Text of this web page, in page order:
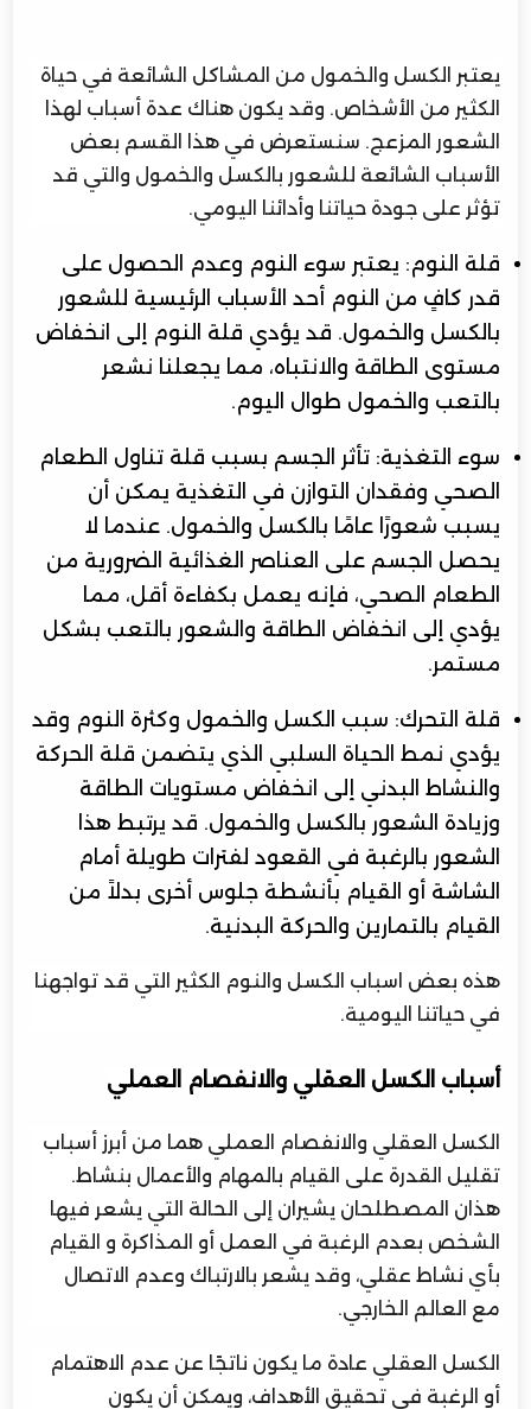
يعتبر الكسل والخمول من المشاكل الشائعة في حياة
الكثير من الأشخاص. وقد يكون هناك عدة أسباب لهذا
الشعور المزعج. سنستعرض في هذا القسم بعض
الأسباب الشائعة للشعور بالكسل والخمول والتي قد
تؤثر على جودة حياتنا وأدائنا اليومي.
قلة النوم: يعتبر سوء النوم وعدم الحصول على
قدر كافٍ من النوم أحد الأسباب الرئيسية للشعور
بالكسل والخمول. قد يؤدي قلة النوم إلى انخفاض
مستوى الطاقة والانتباه، مما يجعلنا نشعر
بالتعب والخمول طوال اليوم.
سوء التغذية: تأثر الجسم بسبب قلة تناول الطعام
الصحي وفقدان التوازن في التغذية يمكن أن
يسبب شعورًا عامًا بالكسل والخمول. عندما لا
يحصل الجسم على العناصر الغذائية الضرورية من
الطعام الصحي، فإنه يعمل بكفاءة أقل، مما
يؤدي إلى انخفاض الطاقة والشعور بالتعب بشكل
مستمر.
قلة التحرك: سبب الكسل والخمول وكثرة النوم وقد
يؤدي نمط الحياة السلبي الذي يتضمن قلة الحركة
والنشاط البدني إلى انخفاض مستويات الطاقة
وزيادة الشعور بالكسل والخمول. قد يرتبط هذا
الشعور بالرغبة في القعود لفترات طويلة أمام
الشاشة أو القيام بأنشطة جلوس أخرى بدلاً من
القيام بالتمارين والحركة البدنية.
هذه بعض اسباب الكسل والنوم الكثير التي قد تواجهنا
في حياتنا اليومية.
أسباب الكسل العقلي والانفصام العملي
الكسل العقلي والانفصام العملي هما من أبرز أسباب
تقليل القدرة على القيام بالمهام والأعمال بنشاط.
هذان المصطلحان يشيران إلى الحالة التي يشعر فيها
الشخص بعدم الرغبة في العمل أو المذاكرة و القيام
بأي نشاط عقلي، وقد يشعر بالارتباك وعدم الاتصال
مع العالم الخارجي.
الكسل العقلي عادة ما يكون ناتجًا عن عدم الاهتمام
أو الرغبة في تحقيق الأهداف، ويمكن أن يكون